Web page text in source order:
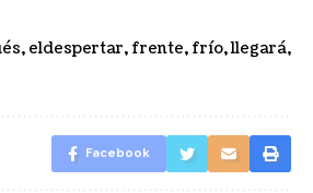
, eldespertar, frente, frío,llegará,
Facebook